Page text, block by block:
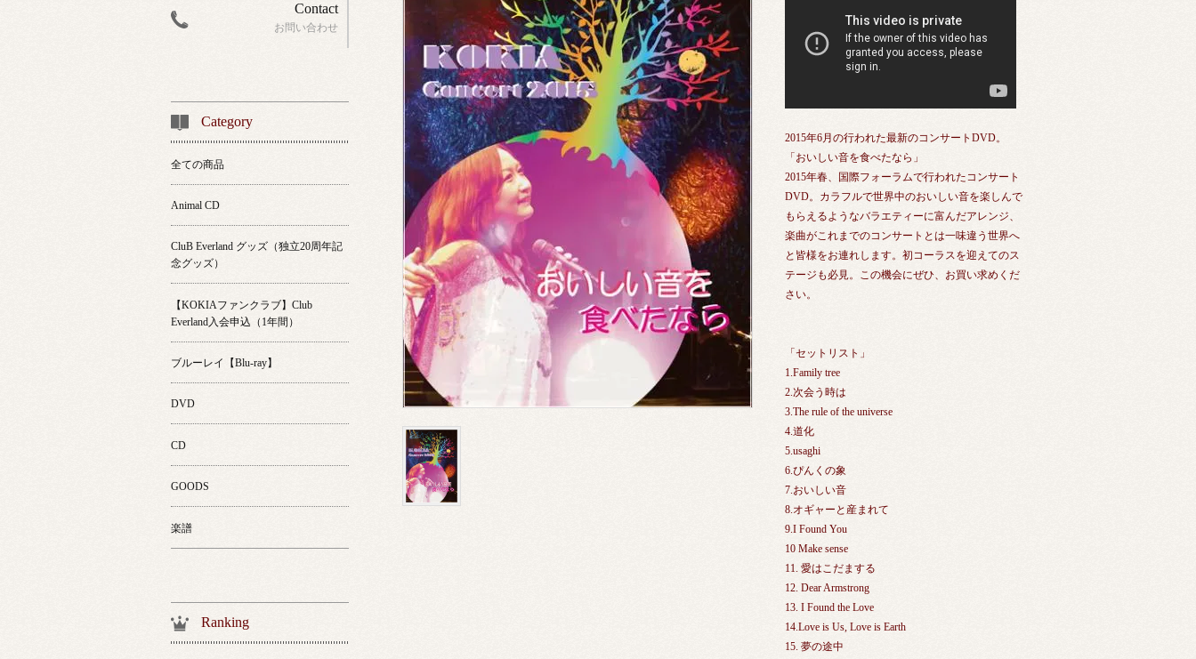
2015年6月の行われた最新のコンサートDVD。
「おいしい音を食べたなら」
2015年春、国際フォーラムで行われたコンサート
DVD。カラフルで世界中のおいしい音を楽しんで
もらえるようなバラエティーに富んだアレンジ、
楽曲がこれまでのコンサートとは一味違う世界へ
と皆様をお連れします。初コーラスを迎えてのス
テージも必見。この機会にぜひ、お買い求めくだ
さい。
「セットリスト」
1.Family tree
2.次会う時は
3.The rule of the universe
4.道化
5.usaghi
6.ぴんくの象
7.おいしい音
8.オギャーと産まれて
9.I Found You
10 Make sense
11. 愛はこだまする
12. Dear Armstrong
13. I Found the Love
14.Love is Us, Love is Earth
15. 夢の途中
Contact
お問い合わせ
Category
全ての商品
Animal CD
CluB Everland グッズ（独立20周年記
念グッズ）
【KOKIAファンクラブ】Club
Everland入会申込（1年間）
ブルーレイ【Blu-ray】
DVD
CD
GOODS
楽譜
Ranking